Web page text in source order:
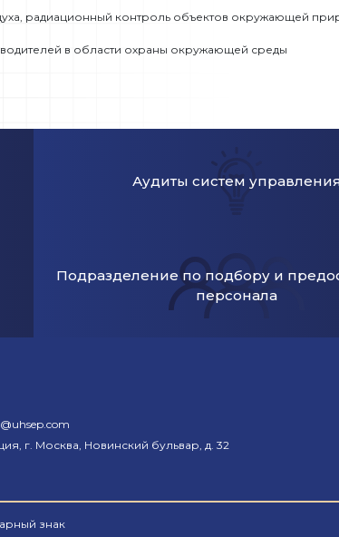
радиационный контроль объектов окружающей
в области охраны окружающей среды
Аудиты систем
Подразделение по подбору и
персонала
г. Москва, Новинский бульвар, д. 32
знак